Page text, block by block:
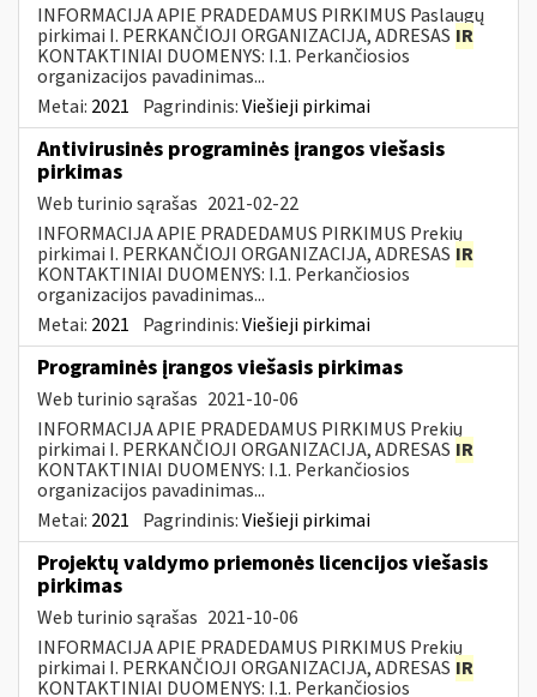
INFORMACIJA APIE PRADEDAMUS PIRKIMUS Paslaugų
pirkimai I. PERKANČIOJI ORGANIZACIJA, ADRESAS IR
KONTAKTINIAI DUOMENYS: I.1. Perkančiosios
organizacijos pavadinimas...
Metai: 2021 Pagrindinis:Viešieji pirkimai
Antivirusinės programinės įrangos viešasis
pirkimas
Web turinio sąrašas 2021-02-22
INFORMACIJA APIE PRADEDAMUS PIRKIMUS Prekių
pirkimai I. PERKANČIOJI ORGANIZACIJA, ADRESAS IR
KONTAKTINIAI DUOMENYS: I.1. Perkančiosios
organizacijos pavadinimas...
Metai: 2021 Pagrindinis:Viešieji pirkimai
Programinės įrangos viešasis pirkimas
Web turinio sąrašas 2021-10-06
INFORMACIJA APIE PRADEDAMUS PIRKIMUS Prekių
pirkimai I. PERKANČIOJI ORGANIZACIJA, ADRESAS IR
KONTAKTINIAI DUOMENYS: I.1. Perkančiosios
organizacijos pavadinimas...
Metai: 2021 Pagrindinis:Viešieji pirkimai
Projektų valdymo priemonės licencijos viešasis
pirkimas
Web turinio sąrašas 2021-10-06
INFORMACIJA APIE PRADEDAMUS PIRKIMUS Prekių
pirkimai I. PERKANČIOJI ORGANIZACIJA, ADRESAS IR
KONTAKTINIAI DUOMENYS: I.1. Perkančiosios